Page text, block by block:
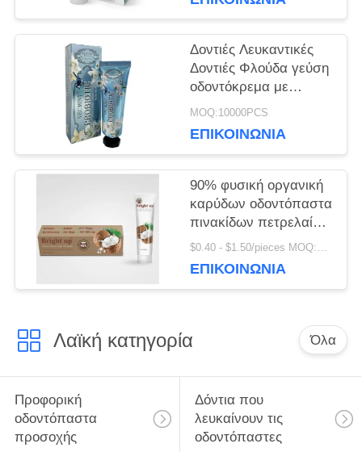
ΜΥΣΤΙΚΌΤΗΤΑΣ
τοξική
Δοντιές Λευκαντικές
Δοντιές Φλούδα γεύση
οδοντόκρεμα με
Σορμπιτόλη Σιλικόλη
σωλήνα Καρτόνι
MOQ:10000PCS
ΕΠΙΚΟΙΝΩΝΊΑ
90% φυσική οργανική
καρύδων οδοντόπαστα
πινακίδων πετρελαίου
αντι οδοντική
$0.40 - $1.50/pieces MOQ:240 κομμάτια
ΕΠΙΚΟΙΝΩΝΊΑ
Λαϊκή κατηγορία Όλα
Προφορική
οδοντόπαστα
προσοχής
Δόντια που
λευκαίνουν τις
οδοντόπαστες